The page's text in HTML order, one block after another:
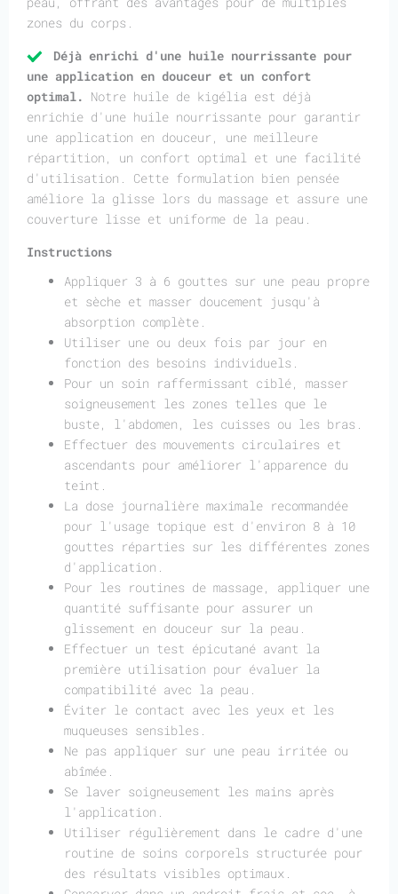
zones du corps.
Déjà enrichi d'une huile nourrissante pour
une application en douceur et un confort
optimal. Notre huile de kigélia est déjà
enrichie d'une huile nourrissante pour garantir
une application en douceur, une meilleure
répartition, un confort optimal et une facilité
d'utilisation. Cette formulation bien pensée
améliore la glisse lors du massage et assure une
couverture lisse et uniforme de la peau.
Instructions
Appliquer 3 à 6 gouttes sur une peau propre
et sèche et masser doucement jusqu'à
absorption complète.
Utiliser une ou deux fois par jour en
fonction des besoins individuels.
Pour un soin raffermissant ciblé, masser
soigneusement les zones telles que le
buste, l'abdomen, les cuisses ou les bras.
Effectuer des mouvements circulaires et
ascendants pour améliorer l'apparence du
teint.
La dose journalière maximale recommandée
pour l'usage topique est d'environ 8 à 10
gouttes réparties sur les différentes zones
d'application.
Pour les routines de massage, appliquer une
quantité suffisante pour assurer un
glissement en douceur sur la peau.
Effectuer un test épicutané avant la
première utilisation pour évaluer la
compatibilité avec la peau.
Éviter le contact avec les yeux et les
muqueuses sensibles.
Ne pas appliquer sur une peau irritée ou
abîmée.
Se laver soigneusement les mains après
l'application.
Utiliser régulièrement dans le cadre d'une
routine de soins corporels structurée pour
des résultats visibles optimaux.